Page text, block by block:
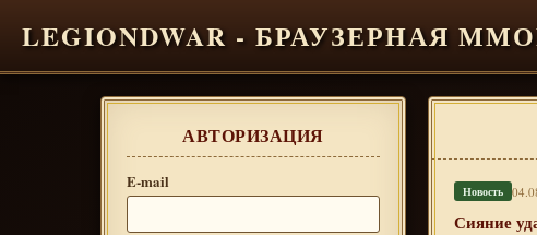
LEGIONDWAR - БРАУЗЕРНАЯ
АВТОРИЗАЦИЯ
E-mail Новость
Сияние